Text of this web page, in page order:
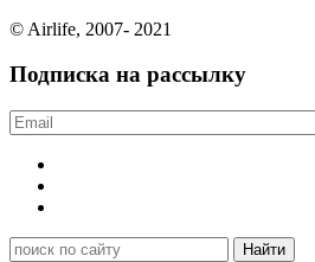
© Airlife, 2007- 2021
Подписка на рассылку